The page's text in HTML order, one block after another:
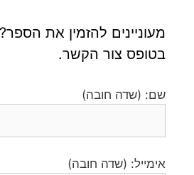
מעוניינים להזמין את
בטופס צור הקשר.
שם: (שדה חובה)
אימייל: (שדה חובה)